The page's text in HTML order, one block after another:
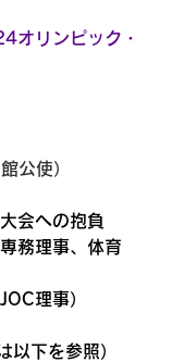
リンピック・
公使）
会への抱負
理事、体育
理事）
下を参照）